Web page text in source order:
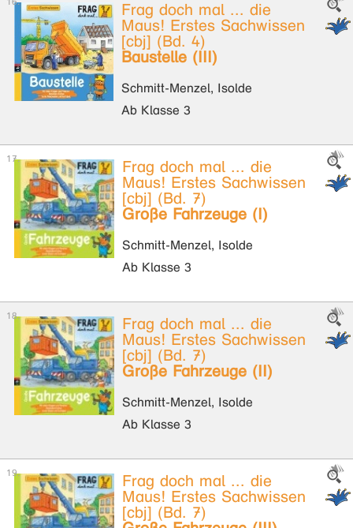
Frag doch mal ... die
Maus! Erstes Sachwissen
[cbj] (Bd. 4)
Baustelle (III)
Schmitt-Menzel, Isolde
Ab Klasse 3
Frag doch mal ... die
Maus! Erstes Sachwissen
[cbj] (Bd. 7)
Große Fahrzeuge (I)
Schmitt-Menzel, Isolde
Ab Klasse 3
Frag doch mal ... die
Maus! Erstes Sachwissen
[cbj] (Bd. 7)
Große Fahrzeuge (II)
Schmitt-Menzel, Isolde
Ab Klasse 3
Frag doch mal ... die
Maus! Erstes Sachwissen
[cbj] (Bd. 7)